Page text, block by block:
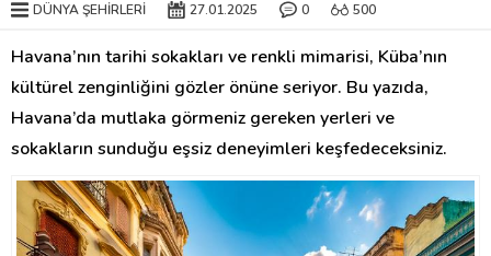
DÜNYA ŞEHIRLERI 27.01.2025 0 500
Havana’nın tarihi sokakları ve renkli mimarisi, Küba’nın
kültürel zenginliğini gözler önüne seriyor. Bu yazıda,
Havana’da mutlaka görmeniz gereken yerleri ve
sokakların sunduğu eşsiz deneyimleri keşfedeceksiniz.